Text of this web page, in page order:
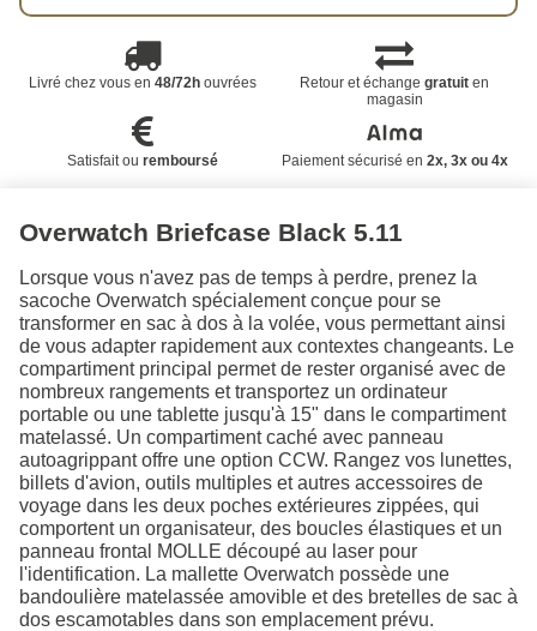
Livré chez vous en 48/72houvrées Retour et échangegratuit en
magasin
Satisfait ou remboursé Paiement sécurisé en 2x, 3x ou 4x
Overwatch Briefcase Black 5.11
Lorsque vous n'avez pas de temps à perdre, prenez la
sacoche Overwatch spécialement conçue pour se
transformer en sac à dos à la volée, vous permettant ainsi
de vous adapter rapidement aux contextes changeants. Le
compartiment principal permet de rester organisé avec de
nombreux rangements et transportez un ordinateur
portable ou une tablette jusqu'à 15" dans le compartiment
matelassé. Un compartiment caché avec panneau
autoagrippant offre une option CCW. Rangez vos lunettes,
billets d'avion, outils multiples et autres accessoires de
voyage dans les deux poches extérieures zippées, qui
comportent un organisateur, des boucles élastiques et un
panneau frontal MOLLE découpé au laser pour
l'identification. La mallette Overwatch possède une
bandoulière matelassée amovible et des bretelles de sac à
dos escamotables dans son emplacement prévu.